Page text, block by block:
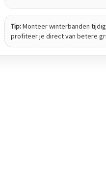
Tip:Monteer winterbanden
profiteer je direct van betere